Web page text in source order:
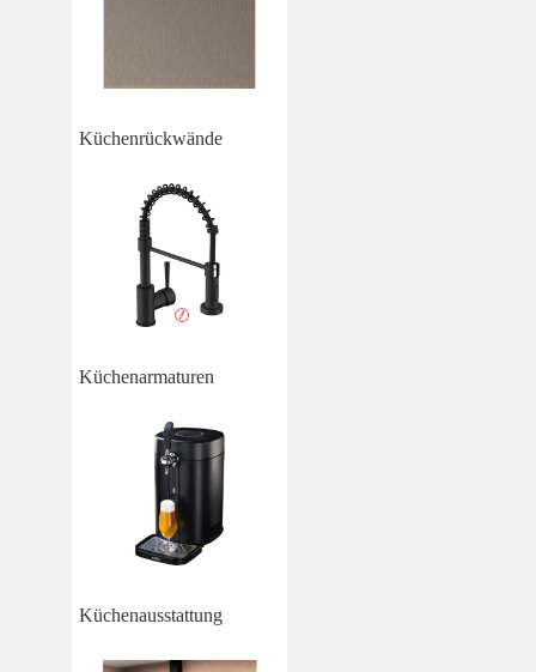
Küchenrückwände
Küchenarmaturen
Küchenausstattung